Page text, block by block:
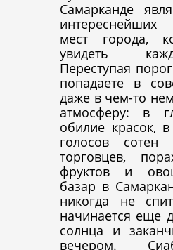
Самарканде
мест города,
увидеть
Переступая
попадаете в
даже в чем-то
атмосферу: в
обилие красок,
голосов сотен
торговцев,
фруктов и
базар в
никогда не
начинается еще
солнца и
вечером.